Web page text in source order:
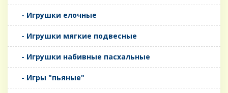
- Игрушки елочные
- Игрушки мягкие подвесные
- Игрушки набивные пасхальные
- Игры "пьяные"